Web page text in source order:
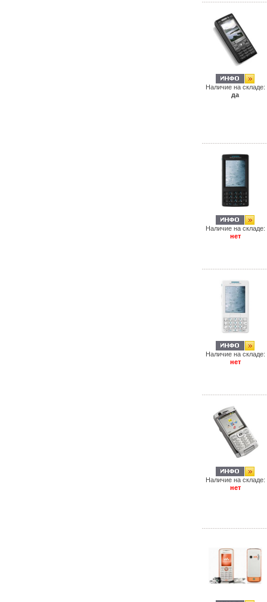
Наличие на складе:
да
Наличие на складе:
нет
Наличие на складе:
нет
Наличие на складе:
нет